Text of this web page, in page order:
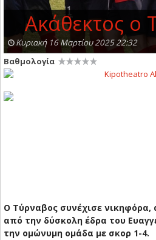
Ακάθεκτος ο
Κυριακή 16 Μαρτίου 2025 22:32
Βαθμολογία
Ο Τύρναβος συνέχισε
από την δύσκολη έδρα του
την ομώνυμη ομάδα με σκορ 1-4.